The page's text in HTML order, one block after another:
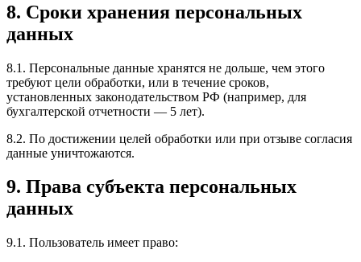
8. Сроки хранения персональных
данных
8.1. Персональные данные хранятся не дольше, чем этого
требуют цели обработки, или в течение сроков,
установленных законодательством РФ (например, для
бухгалтерской отчетности — 5 лет).
8.2. По достижении целей обработки или при отзыве согласия
данные уничтожаются.
9. Права субъекта персональных
данных
9.1. Пользователь имеет право: